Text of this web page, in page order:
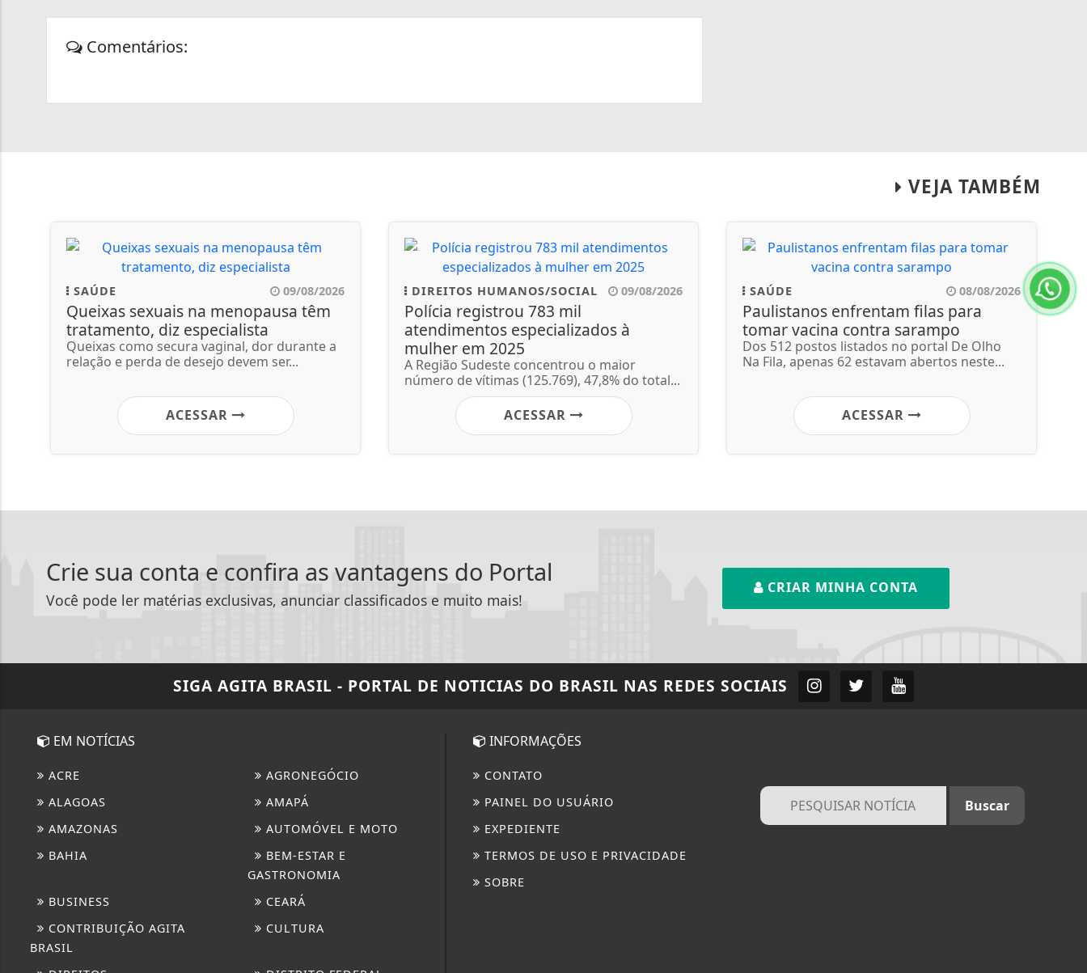
Comentários:
VEJA TAMBÉM
SAÚDE 09/08/2026
Queixas sexuais na menopausa têm
tratamento, diz especialista
Queixas como secura vaginal, dor durante a
relação e perda de desejo devem ser...
ACESSAR
DIREITOS HUMANOS/SOCIAL 09/08/2026
Polícia registrou 783 mil
atendimentos especializados à
mulher em 2025
A Região Sudeste concentrou o maior
número de vítimas (125.769), 47,8% do total...
ACESSAR
SAÚDE 08/08/2026
Paulistanos enfrentam filas para
tomar vacina contra sarampo
Dos 512 postos listados no portal De Olho
Na Fila, apenas 62 estavam abertos neste...
ACESSAR
Crie sua conta e confira as vantagens do Portal
Você pode ler matérias exclusivas, anunciar classificados e muito mais!
CRIAR MINHA CONTA
SIGA AGITA BRASIL - PORTAL DE NOTICIAS DO BRASIL NAS REDES SOCIAIS
EM NOTÍCIAS
ACRE
AGRONEGÓCIO
ALAGOAS
AMAPÁ
AMAZONAS
AUTOMÓVEL E MOTO
BAHIA
BEM-ESTAR E
GASTRONOMIA
BUSINESS
CEARÁ
CONTRIBUIÇÃO AGITA
BRASIL
CULTURA
INFORMAÇÕES
CONTATO
PAINEL DO USUÁRIO
EXPEDIENTE
TERMOS DE USO E PRIVACIDADE
SOBRE